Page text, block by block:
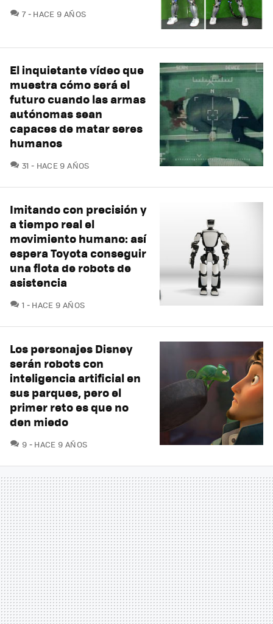
7COMENTARIOS
HACE 9 AÑOS
El inquietante vídeo que
muestra cómo será el
futuro cuando las armas
autónomas sean
capaces de matar seres
humanos
31 COMENTARIOS
HACE 9 AÑOS
Imitando con precisión y
a tiempo real el
movimiento humano: así
espera Toyota conseguir
una flota de robots de
asistencia
1 COMENTARIOS
HACE 9 AÑOS
Los personajes Disney
serán robots con
inteligencia artificial en
sus parques, pero el
primer reto es que no
den miedo
9 COMENTARIOS
HACE 9 AÑOS